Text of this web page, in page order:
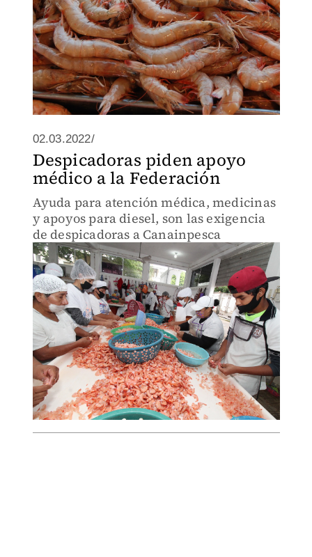
02.03.2022/
Despicadoras piden apoyo
médico a la Federación
Ayuda para atención médica, medicinas
y apoyos para diesel, son las exigencia
de despicadoras a Canainpesca